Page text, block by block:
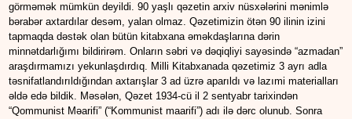
görməmək mümkün deyildi. 90 yaşlı qəzetin arxiv nüsxələrini mənimlə
bərabər axtardılar desəm, yalan olmaz. Qəzetimizin ötən 90 ilinin izini
tapmaqda dəstək olan bütün kitabxana əməkdaşlarına dərin
minnətdarlığımı bildirirəm. Onların səbri və dəqiqliyi sayəsində “azmadan”
araşdırmamızı yekunlaşdırdıq. Milli Kitabxanada qəzetimiz 3 ayrı adla
təsnifatlandırıldığından axtarışlar 3 ad üzrə aparıldı və lazımi materialları
əldə edə bildik. Məsələn, Qəzet 1934-cü il 2 sentyabr tarixindən
“Qommunist Məarifi” (“Kommunist maarifi”) adı ilə dərc olunub. Sonra